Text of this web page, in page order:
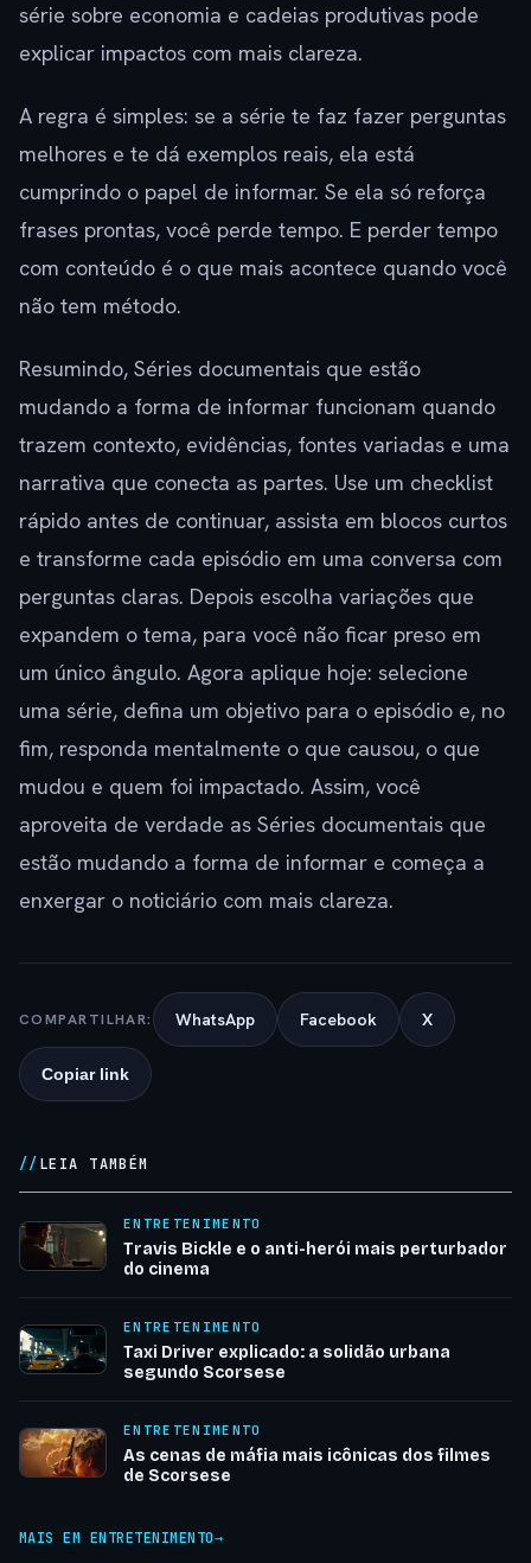
série sobre economia e cadeias produtivas pode
explicar impactos com mais clareza.
A regra é simples: se a série te faz fazer perguntas
melhores e te dá exemplos reais, ela está
cumprindo o papel de informar. Se ela só reforça
frases prontas, você perde tempo. E perder tempo
com conteúdo é o que mais acontece quando você
não tem método.
Resumindo, Séries documentais que estão
mudando a forma de informar funcionam quando
trazem contexto, evidências, fontes variadas e uma
narrativa que conecta as partes. Use um checklist
rápido antes de continuar, assista em blocos curtos
e transforme cada episódio em uma conversa com
perguntas claras. Depois escolha variações que
expandem o tema, para você não ficar preso em
um único ângulo. Agora aplique hoje: selecione
uma série, defina um objetivo para o episódio e, no
fim, responda mentalmente o que causou, o que
mudou e quem foi impactado. Assim, você
aproveita de verdade as Séries documentais que
estão mudando a forma de informar e começa a
enxergar o noticiário com mais clareza.
COMPARTILHAR: WhatsApp Facebook X
Copiar link
LEIA TAMBÉM
ENTRETENIMENTO
Travis Bickle e o anti-herói mais perturbador
do cinema
ENTRETENIMENTO
Taxi Driver explicado: a solidão urbana
segundo Scorsese
ENTRETENIMENTO
As cenas de máfia mais icônicas dos filmes
de Scorsese
MAIS EM ENTRETENIMENTO